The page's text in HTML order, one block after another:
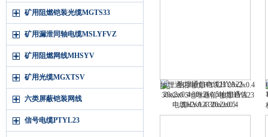
矿用阻燃铠装光缆MGTS33
矿用漏泄同轴电缆MSLYFVZ
矿用阻燃网线MHSYV
矿用光缆MGXTSV
六类屏蔽铠装网线
信号电缆PTYL23
地埋通信电缆HYA23 20x2x0.4
30x2x0.5地埋通信电缆HYA23
20x2x0.4 30x2x0.5